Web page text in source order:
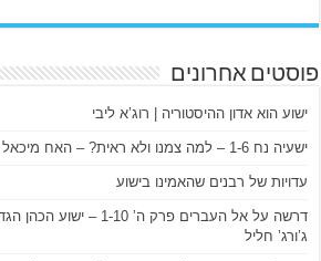
פוסטים אחרונים
ישוע הוא אדון ההיסטוריה | רוג’א ליבי
ישעיה נח 1-6 – למה צמנו ולא ראית? – האח מיכאל בנטלי
עדויות של רבנים שהאמינו בישוע
דרשה על אל העברים פרק ה’ 1-
ג’ורג’ חליל